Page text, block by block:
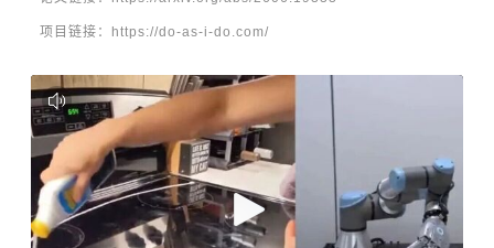
项目链接：https://do-as-i-do.com/